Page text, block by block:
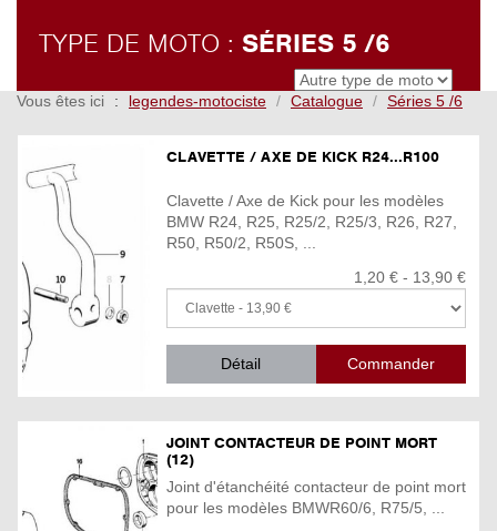
TYPE DE MOTO : SÉRIES 5 /6
Vous êtes ici legendes-motociste Catalogue Séries 5 /6
CLAVETTE / AXE DE KICK R24...R100
Clavette / Axe de Kick pour les modèles
BMW R24, R25, R25/2, R25/3, R26, R27,
R50, R50/2, R50S, ...
1,20 € - 13,90 €
Détail
JOINT CONTACTEUR DE POINT MORT
(12)
Joint d'étanchéité contacteur de point mort
pour les modèles BMWR60/6, R75/5, ...